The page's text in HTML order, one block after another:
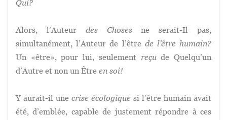
Qui?
Alors, l’Auteur des Chosesne serait-Il pas,
simultanément, l’Auteur de l’être de l’être humain?
Un «être», pour lui, seulement reçude Quelqu’un
d’Autre et non un Être en soi!
Y aurait-il une crise écologique si l’être humain avait
été, d’emblée, capable de justement répondre à ces